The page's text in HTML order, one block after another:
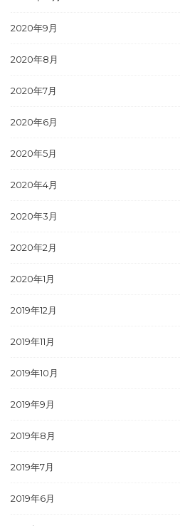
2020年9月
2020年8月
2020年7月
2020年6月
2020年5月
2020年4月
2020年3月
2020年2月
2020年1月
2019年12月
2019年11月
2019年10月
2019年9月
2019年8月
2019年7月
2019年6月